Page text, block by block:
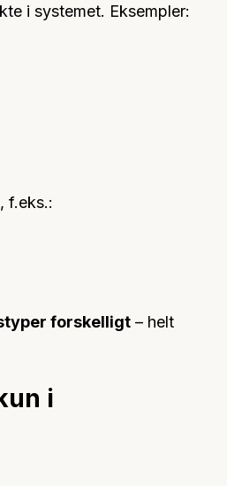
i systemet. Eksempler:
, f.eks.:
forskelligt – helt
i